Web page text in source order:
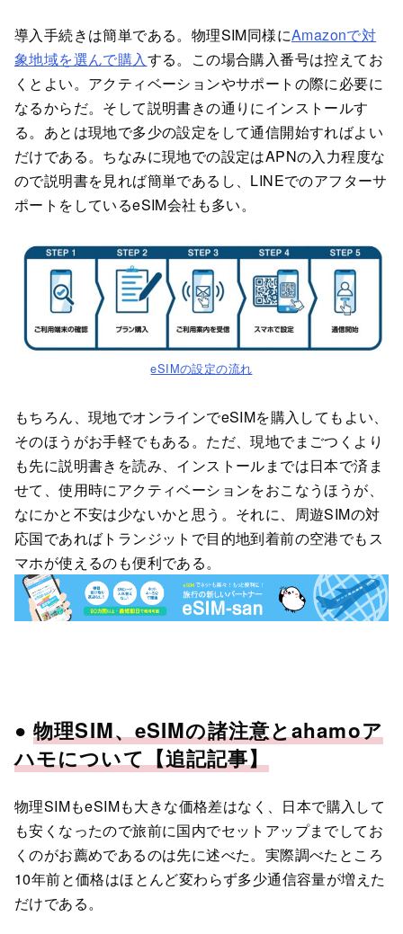
導入手続きは簡単である。物理SIM同様にAmazonで対
象地域を選んで購入する。この場合購入番号は控えてお
くとよい。アクティベーションやサポートの際に必要に
なるからだ。そして説明書きの通りにインストールす
る。あとは現地で多少の設定をして通信開始すればよい
だけである。ちなみに現地での設定はAPNの入力程度な
ので説明書を見れば簡単であるし、LINEでのアフターサ
ポートをしているeSIM会社も多い。
eSIMの設定の流れ
もちろん、現地でオンラインでeSIMを購入してもよい、
そのほうがお手軽でもある。ただ、現地でまごつくより
も先に説明書きを読み、インストールまでは日本で済ま
せて、使用時にアクティベーションをおこなうほうが、
なにかと不安は少ないかと思う。それに、周遊SIMの対
応国であればトランジットで目的地到着前の空港でもス
マホが使えるのも便利である。
●物理SIM、eSIMの諸注意とahamoア
ハモについて【追記記事】
物理SIMもeSIMも大きな価格差はなく、日本で購入して
も安くなったので旅前に国内でセットアップまでしてお
くのがお薦めであるのは先に述べた。実際調べたところ
10年前と価格はほとんど変わらず多少通信容量が増えた
だけである。